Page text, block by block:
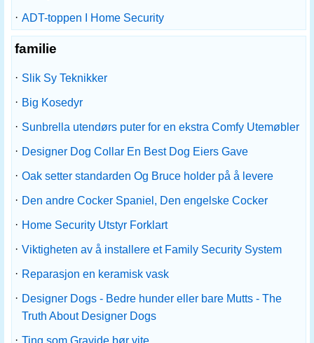
· ADT-toppen I Home Security
familie
· Slik Sy Teknikker
· Big Kosedyr
· Sunbrella utendørs puter for en ekstra Comfy Utemøbler
· Designer Dog Collar En Best Dog Eiers Gave
· Oak setter standarden Og Bruce holder på å levere
· Den andre Cocker Spaniel, Den engelske Cocker
· Home Security Utstyr Forklart
· Viktigheten av å installere et Family Security System
· Reparasjon en keramisk vask
· Designer Dogs - Bedre hunder eller bare Mutts - The
Truth About Designer Dogs
· Ting som Gravide bør vite